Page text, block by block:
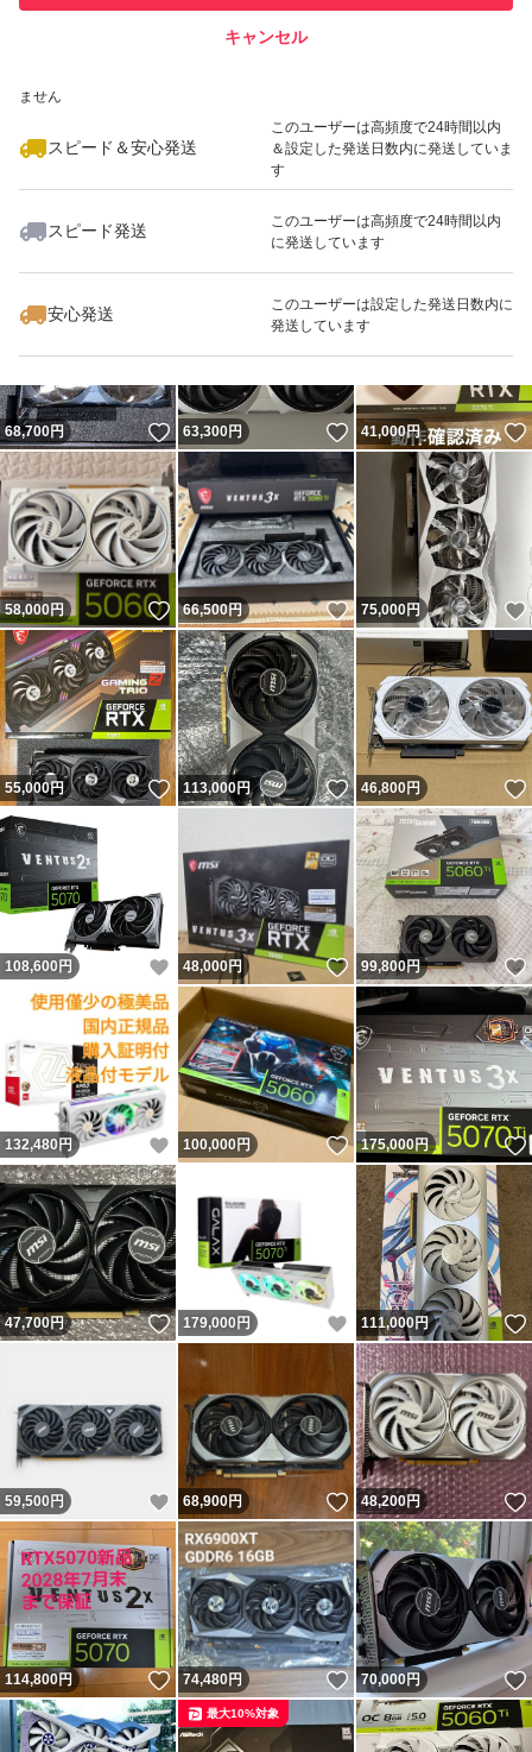
ません
スピード＆安心発送
このユーザーは高頻度で24時間以内
＆設定した発送日数内に発送していま
す
スピード発送
このユーザーは高頻度で24時間以内
に発送しています
安心発送
このユーザーは設定した発送日数内に
発送しています
キャンセル
いいね！
106,800
68,700円 いいね！
63,300円 いいね！
41,000円
58,000円 いいね！
66,500円 いいね！
75,000円
55,000円 いいね！
113,000円 いいね！
46,800円
108,600 円 いいね！
48,000円 いいね！
99,800円
132,480 円 いいね！
100,000円 いいね！
175,000円
47,700円 いいね！
179,000 円 いいね！
111,000円
59,500 円 いいね！
68,900円 いいね！
48,200円
114,800円 いいね！
74,480円 いいね！
70,000円
最大10%対象